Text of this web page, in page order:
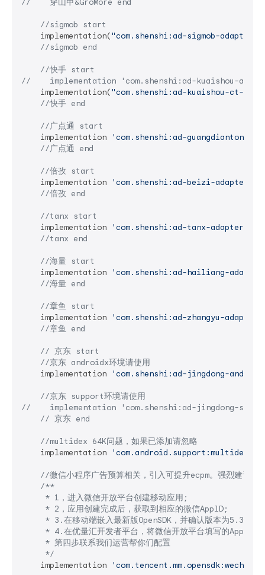
//    穿山甲&GroMore end
//sigmob start
    implementation(
"com.shenshi:ad-sigmob-
//sigmob end
//快手 start
//    implementation 'com.shenshi:ad-kuaishou-ad-
    implementation(
"com.shenshi:ad-kuaishou-ct-
//快手 end
//广点通 start
    implementation
'com.shenshi:ad-guangdiantong-
//广点通 end
//倍孜 start
    implementation
'com.shenshi:ad-beizi-
//倍孜 end
//tanx start
    implementation
'com.shenshi:ad-tanx-
//tanx end
//海量 start
    implementation
'com.shenshi:ad-hailiang-
//海量 end
//章鱼 start
    implementation
'com.shenshi:ad-zhangyu-
//章鱼 end
// 京东 start
//京东 androidx环境请使用
    implementation
'com.shenshi:ad-jingdong-
//京东 support环境请使用
//    implementation 'com.shenshi:ad-jingdong-
// 京东 end
//multidex 64K问题，如果已添加请忽略
    implementation
//微信小程序广告预算相关，引入可提升ecpm。强烈建议引
/**
     * 1，进入微信开放平台创建移动应用;
     * 2，应用创建完成后，获取到相应的微信ApplD;
* 3.在移动端嵌入最新版OpenSDK，并确认版本为5.3.1及
* 4.在优量汇开发者平台，将微信开放平台填写的AppID与
     * 第四步联系我们运营帮你们配置
     */
    implementation